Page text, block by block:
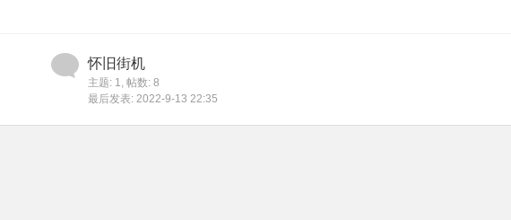
怀旧街机
主题: 1, 帖数: 8
最后发表: 2022-9-13 22:35